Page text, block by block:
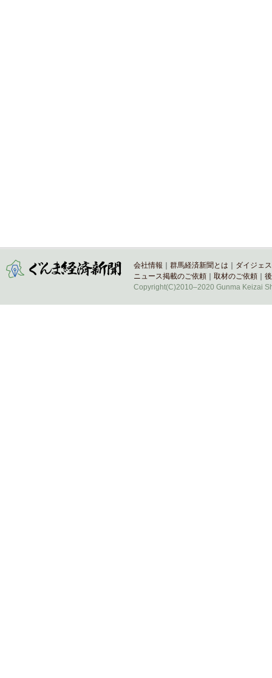
会社情報 群馬経済新聞とは
ダイジェ
ニュース掲載のご依頼
取材のご依頼
Copyright(C)2010–2020 Gunma Keizai